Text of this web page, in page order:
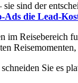
sind der
Ads die Lead-
im
Sie es